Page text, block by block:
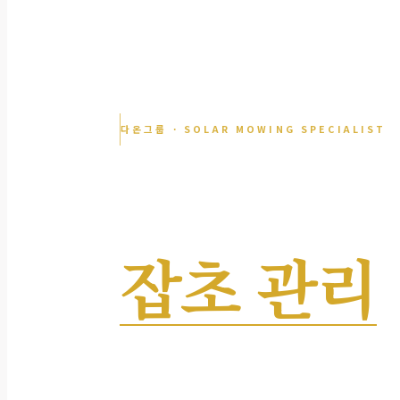
다온그룹 · SOLAR MOWING SPECIALIST
잡초 관리